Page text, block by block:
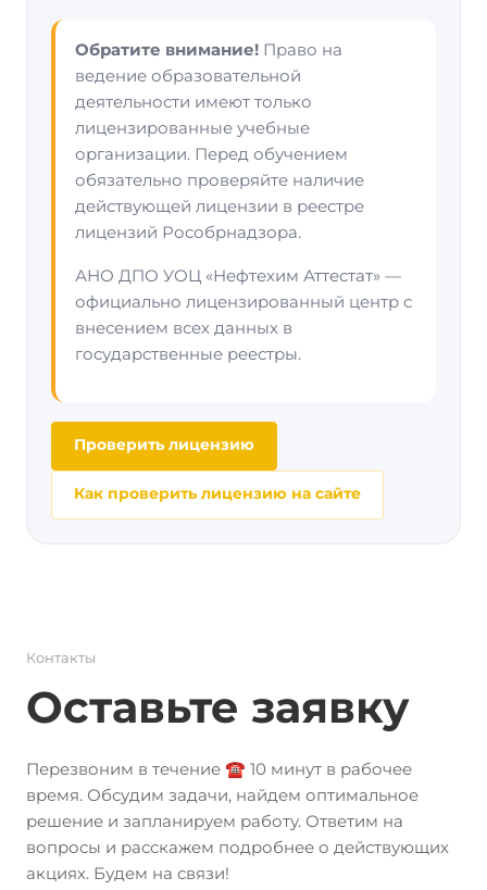
Обратите внимание! Право на
ведение образовательной
деятельности имеют только
лицензированные учебные
организации. Перед обучением
обязательно проверяйте наличие
действующей лицензии в реестре
лицензий Рособрнадзора.
АНО ДПО УОЦ «Нефтехим Аттестат» —
официально лицензированный центр с
внесением всех данных в
государственные реестры.
Проверить лицензию
Как проверить лицензию на сайте
Контакты
Оставьте заявку
Перезвоним в течение ☎️ 10 минут в рабочее
время. Обсудим задачи, найдем оптимальное
решение и запланируем работу. Ответим на
вопросы и расскажем подробнее о действующих
акциях. Будем на связи!